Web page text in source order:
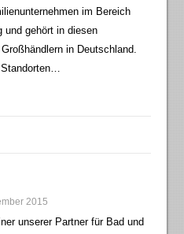
im Bereich
und gehört in diesen
in Deutschland.
Standorten…
2015
unserer Partner für Bad und